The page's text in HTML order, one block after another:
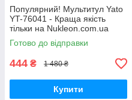
Популярний! Мультитул Yato
YT-76041 - Краща якість
тільки на Nukleon.com.ua
Готово до відправки
444 ₴ 1 480 ₴
Купити